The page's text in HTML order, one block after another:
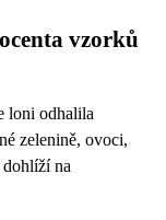
vzorků
loni odhalila
zelenině, ovoci,
dohlíží na